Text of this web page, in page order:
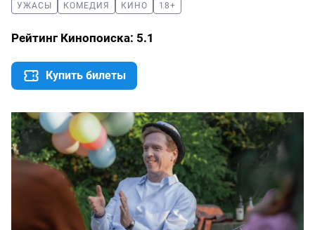
УЖАСЫ КОМЕДИЯ КИНО 18+
Рейтинг Кинопоиска: 5.1
Купить билеты